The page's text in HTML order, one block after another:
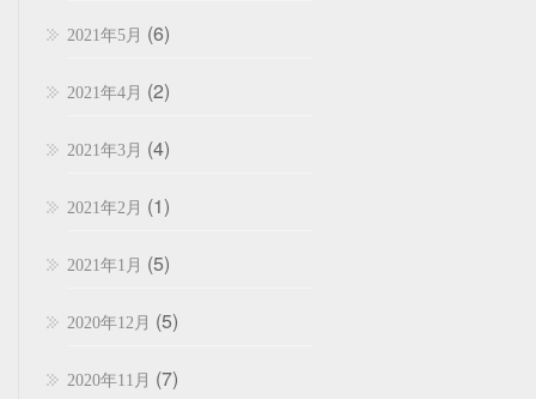
2021年5月 (6)
2021年4月 (2)
2021年3月 (4)
2021年2月 (1)
2021年1月 (5)
2020年12月 (5)
2020年11月 (7)